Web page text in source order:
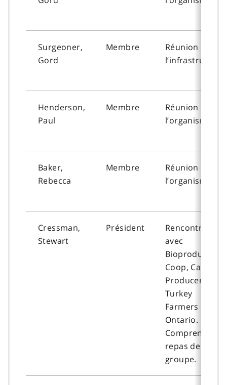
Surgeoner,
Gord
Membre
Réunion sur
l’infrastructure
Henderson,
Paul
Membre
Réunion de
l’organisme
Baker,
Rebecca
Membre
Réunion de
l’organisme
Cressman,
Stewart
Président
Rencontres
avec
Bioproduct
Coop, Canola
Producers et
Turkey
Farmers of
Ontario.
Comprend un
repas de
groupe.